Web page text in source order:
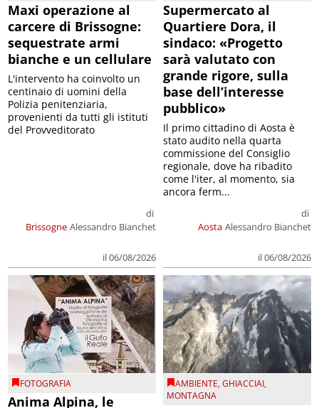
Maxi operazione al
carcere di Brissogne:
sequestrate armi
bianche e un cellulare
Brissogne
di
Alessandro Bianchet
il 06/08/2026
L'intervento ha coinvolto un
centinaio di uomini della
Polizia penitenziaria,
provenienti da tutti gli istituti
del Provveditorato
Supermercato al
Quartiere Dora, il
sindaco: «Progetto
sarà valutato con
grande rigore, sulla
base dell’interesse
pubblico»
Aosta
di
Alessandro Bianchet
il 06/08/2026
Il primo cittadino di Aosta è
stato audito nella quarta
commissione del Consiglio
regionale, dove ha ribadito
come l'iter, al momento, sia
ancora ferm...
FOTOGRAFIA
Anima Alpina, le
AMBIENTE,GHIACCIAI,
MONTAGNA